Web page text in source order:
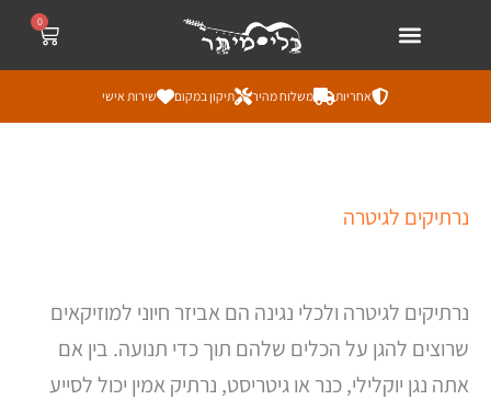
0
עגלת
קניות
אחריות משלוח מהיר תיקון במקום שירות אישי
נרתיקים לגיטרה
נרתיקים לגיטרה ולכלי נגינה הם אביזר חיוני למוזיקאים
שרוצים להגן על הכלים שלהם תוך כדי תנועה. בין אם
אתה נגן יוקלילי, כנר או גיטריסט, נרתיק אמין יכול לסייע